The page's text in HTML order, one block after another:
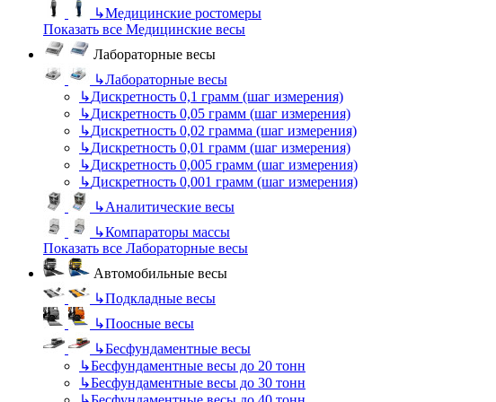
↳Медицинские ростомеры
Показать все Медицинские весы
Лабораторные весы
↳Лабораторные весы
↳Дискретность 0,1 грамм (шаг измерения)
↳Дискретность 0,05 грамм (шаг измерения)
↳Дискретность 0,02 грамма (шаг измерения)
↳Дискретность 0,01 грамм (шаг измерения)
↳Дискретность 0,005 грамм (шаг измерения)
↳Дискретность 0,001 грамм (шаг измерения)
↳Аналитические весы
↳Компараторы массы
Показать все Лабораторные весы
Автомобильные весы
↳Подкладные весы
↳Поосные весы
↳Бесфундаментные весы
↳Бесфундаментные весы до 20 тонн
↳Бесфундаментные весы до 30 тонн